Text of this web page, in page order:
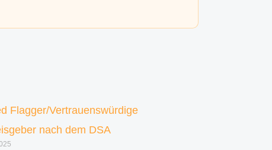
Flagger/Vertrauenswürdige
nach dem DSA